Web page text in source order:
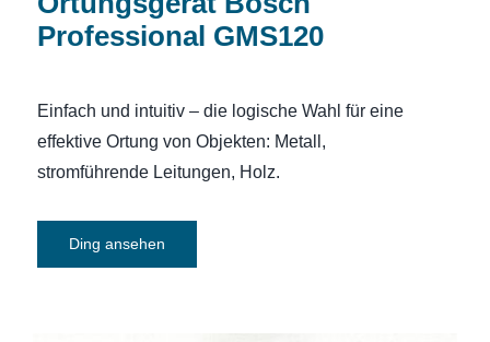
Professional GMS120
Einfach und intuitiv – die logische Wahl für eine
effektive Ortung von Objekten: Metall,
stromführende Leitungen, Holz.
Ding ansehen